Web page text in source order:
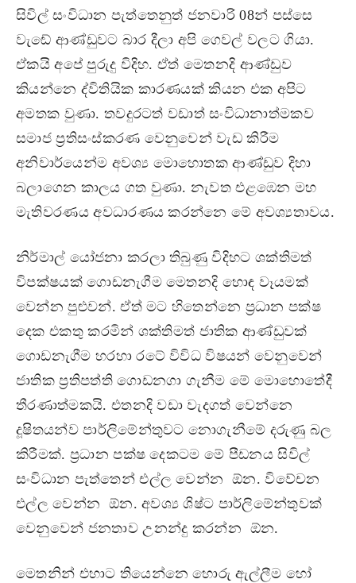
සිවිල් සංවිධාන පැත්තෙනුත් ජනවාරි 08න් පස්සෙ
වැඬේ ආණ්ඩුවට බාර දීලා අපි ගෙවල් වලට ගියා.
ඒකයි අපේ පුරුදු විදිහ. ඒත් මෙතනදි ආණ්ඩුව
කියන්නෙ ද්විතියික කාරණයක් කියන එක අපිට
අමතක වුණා. තවදුරටත් වඩාත් සංවිධානාත්මකව
සමාජ ප‍්‍රතිසංස්කරණ වෙනුවෙන් වැඩ කිරීම
අනිවාර්යෙන්ම අවශ්‍ය මොහොතක ආණ්ඩුව දිහා
බලාගෙන කාලය ගත වුණා. නැවත එළඹෙන මහ
මැතිවරණය අවධාරණය කරන්නෙ මේ අවශ්‍යතාවය.
නිර්මාල් යෝජනා කරලා තිබුණු විදිහට ශක්තිමත්
විපක්ෂයක් ගොඩනැගීම මෙතනදි හොඳ වෑයමක්
වෙන්න පුළුවන්. ඒත් මට හිතෙන්නෙ ප‍්‍රධාන පක්ෂ
දෙක එකතු කරමින් ශක්තිමත් ජාතික ආණ්ඩුවක්
ගොඩනැගීම හරහා රටේ විවිධ විෂයන් වෙනුවෙන්
ජාතික ප‍්‍රතිපත්ති ගොඩනගා ගැනීම මේ මොහොතේදී
තීරණාත්මකයි. එතනදි වඩා වැදගත් වෙන්නෙ
දූෂිතයන්ව පාර්ලිමේන්තුවට නොගැනීමේ දරුණු බල
කිරීමක්. ප‍්‍රධාන පක්ෂ දෙකටම මේ පීඩනය සිවිල්
සංවිධාන පැත්තෙන් එල්ල වෙන්න ඕන. විවේචන
එල්ල වෙන්න ඕන. අවශ්‍ය ශිෂ්ට පාර්ලිමේන්තුවක්
වෙනුවෙන් ජනතාව උනන්දු කරන්න ඕන.
මෙතනින් එහාට තියෙන්නෙ හොරු ඇල්ලීම හෝ